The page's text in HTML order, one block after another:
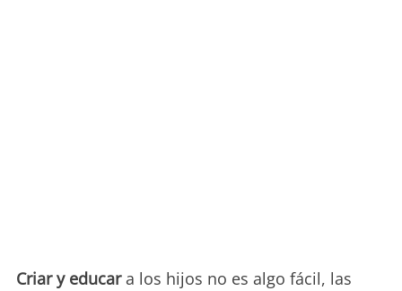
Criar y educara los hijos no es algo fácil, las